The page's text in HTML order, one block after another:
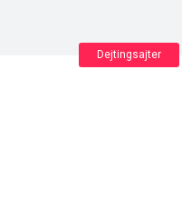
Dejtingsajter